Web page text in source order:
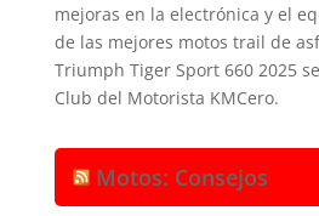
mejoras en la electrónica y el
de las mejores motos trail de
Triumph Tiger Sport 660 2025
Club del Motorista KMCero.
Motos: Consejos